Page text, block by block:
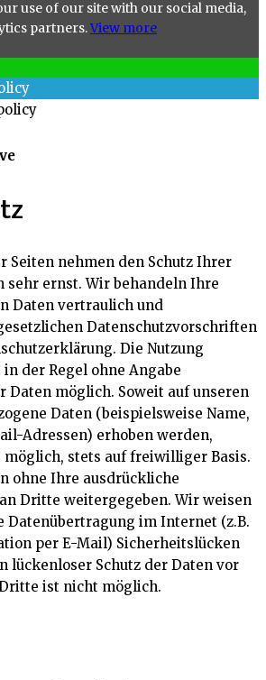
use of our site with our social media,
partners.View more
Seiten nehmen den Schutz Ihrer
sehr ernst. Wir behandeln Ihre
Daten vertraulich und
Datenschutzvorschriften
Die Nutzung
der Regel ohne Angabe
Daten möglich. Soweit auf unseren
Daten (beispielsweise Name,
Adressen) erhoben werden,
stets auf freiwilliger Basis.
ohne Ihre ausdrückliche
Dritte weitergegeben. Wir weisen
Datenübertragung im Internet (z.B.
per E-Mail) Sicherheitslücken
lückenloser Schutz der Daten vor
ist nicht möglich.